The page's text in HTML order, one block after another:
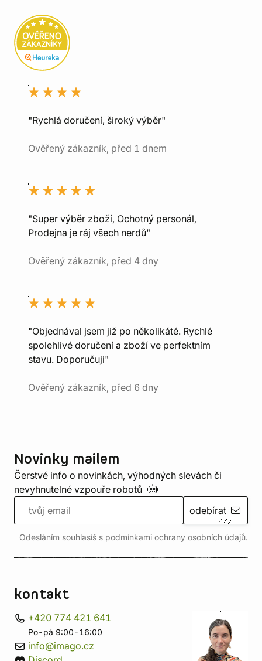
"Rychlá doručení, široký výběr"
Ověřený zákazník, před 1 dnem
"Super výběr zboží, Ochotný personál,
Prodejna je ráj všech nerdů"
Ověřený zákazník, před 4 dny
"Objednával jsem již po několikáté. Rychlé
spolehlivé doručení a zboží ve perfektním
stavu. Doporučuji"
Ověřený zákazník, před 6 dny
Novinky mailem
Čerstvé info o novinkách, výhodných slevách či
nevyhnutelné vzpouře robotů
odebírat
Odesláním souhlasíš s podmínkami ochrany osobních údajů.
kontakt
+420 774 421 641
Po-pá 9:00-16:00
info@imago.cz